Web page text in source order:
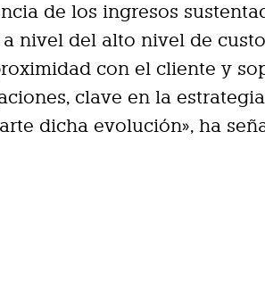
de los ingresos
nivel del alto nivel de
con el cliente y
clave en la
dicha evolución», ha